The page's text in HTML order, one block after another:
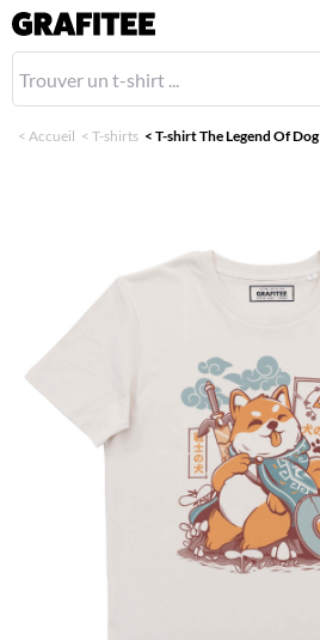
< Accueil < T-shirts < T-shirt The Legend Of Dog